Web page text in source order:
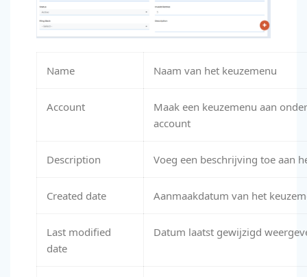
Name Naam van het keuzemenu
Account
Maak een keuzemenu aan
account
Description Voeg een beschrijving toe aan
Created date Aanmaakdatum van het
Last modified
date
Datum laatst gewijzigd